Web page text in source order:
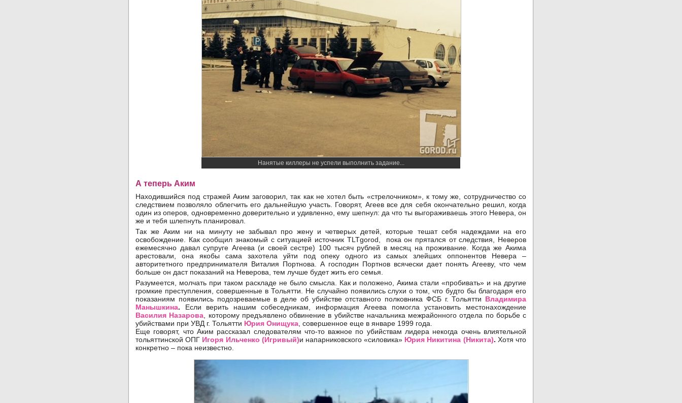
Нанятые киллеры не успели выполнить задание...
А теперь Аким
Находившийся под стражей Аким заговорил, так как не хотел быть «стрелочником», к тому же, сотрудничество со
следствием позволяло облегчить его дальнейшую участь. Говорят, Агеев все для себя окончательно решил, когда
один из оперов, одновременно доверительно и удивленно, ему шепнул: да что ты выгораживаешь этого Невера, он
же и тебя шлепнуть планировал.
Так же Аким ни на минуту не забывал про жену и четверых детей, которые тешат себя надеждами на его
освобождение. Как сообщил знакомый с ситуацией источник TLTgorod, пока он прятался от следствия, Неверов
ежемесячно давал супруге Агеева (и своей сестре) 100 тысяч рублей в месяц на проживание. Когда же Акима
арестовали, она якобы сама захотела уйти под опеку одного из самых злейших оппонентов Невера –
авторитетного предпринимателя Виталия Портнова. А господин Портнов всячески дает понять Агееву, что чем
больше он даст показаний на Неверова, тем лучше будет жить его семья.
Разумеется, молчать при таком раскладе не было смысла. Как и положено, Акима стали «пробивать» и на другие
громкие преступления, совершенные в Тольятти. Не случайно появились слухи о том, что будто бы благодаря его
показаниям появились подозреваемые в деле об убийстве отставного полковника ФСБ г. Тольятти Владимира
Манышкина. Если верить нашим собеседникам, информация Агеева помогла установить местонахождение
Василия Назарова , которому предъявлено обвинение в убийстве начальника межрайонного отдела по борьбе с
убийствами при УВД г. Тольятти Юрия Онищука , совершенное еще в январе 1999 года.
Еще говорят, что Аким рассказал следователям что-то важное по убийствам лидера некогда очень влиятельной
тольяттинской ОПГ Игоря Ильченко (Игривый)и напарниковского «силовика» Юрия Никитина (Никита). Хотя что
конкретно – пока неизвестно.